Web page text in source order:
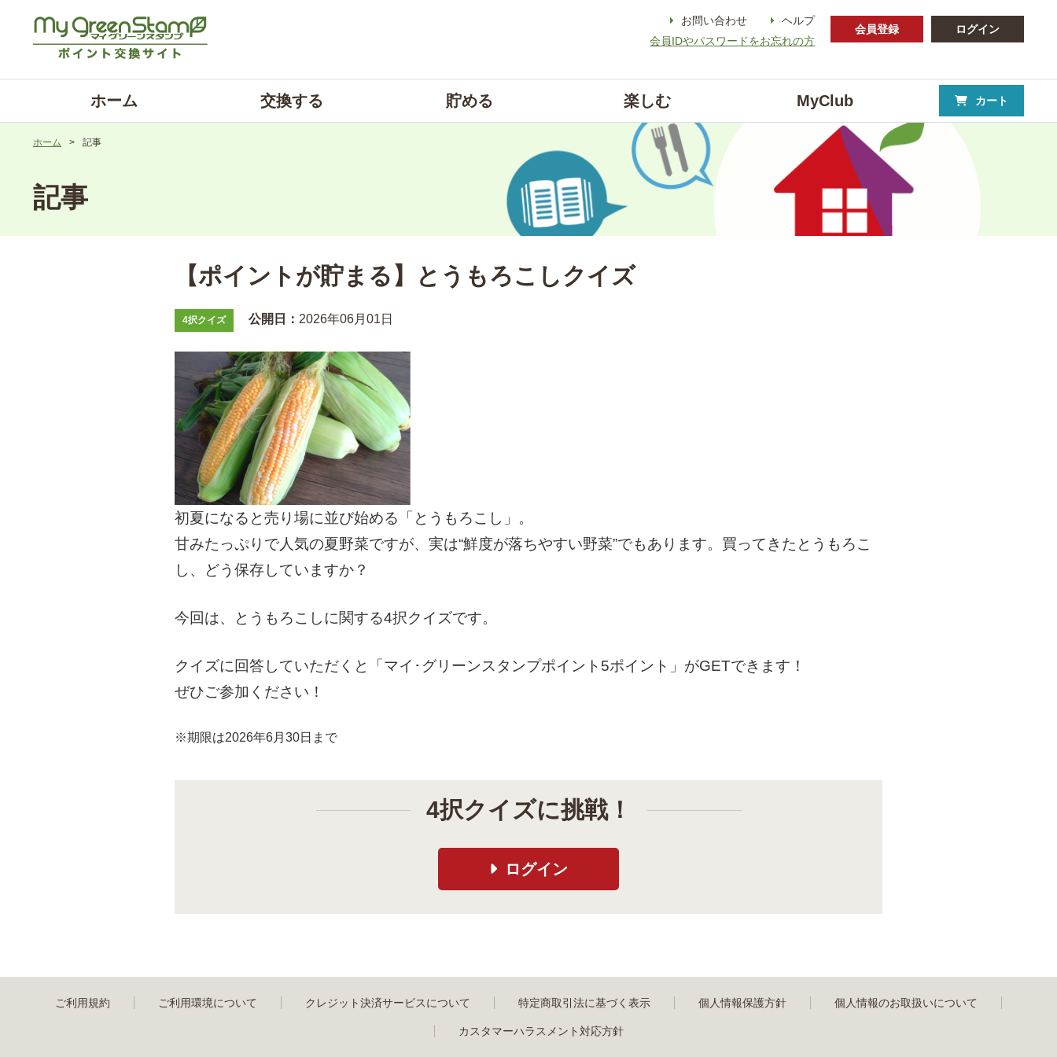
ヘルプ
お問い合わせ
会員IDやパスワードをお忘れの方
会員登録 ログイン
ホーム 交換する 貯める 楽しむ MyClub カート
ホーム > 記事
記事
【ポイントが貯まる】とうもろこしクイズ
4択クイズ 公開日： 2026年06月01日
初夏になると売り場に並び始める「とうもろこし」。
甘みたっぷりで人気の夏野菜ですが、実は“鮮度が落ちやすい野菜”でもあります。買ってきたとうもろこ
し、どう保存していますか？
今回は、とうもろこしに関する4択クイズです。
クイズに回答していただくと「マイ･グリーンスタンプポイント5ポイント」がGETできます！
ぜひご参加ください！
※期限は2026年6月30日まで
4択クイズに挑戦！
ログイン
ご利用規約 ご利用環境について クレジット決済サービスについて 特定商取引法に基づく表示 個人情報保護方針 個人情報のお取扱いについて
カスタマーハラスメント対応方針